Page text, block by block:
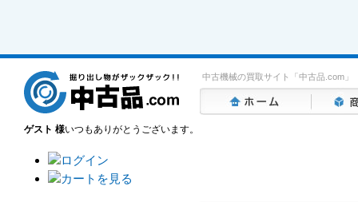
中古機械の買取サイト「中古品.com」
ゲスト 様いつもありがとうございます。